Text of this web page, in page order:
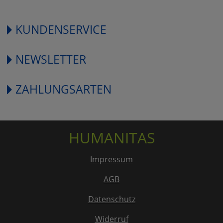
KUNDENSERVICE
NEWSLETTER
ZAHLUNGSARTEN
HUMANITAS
Impressum
AGB
Datenschutz
Widerruf